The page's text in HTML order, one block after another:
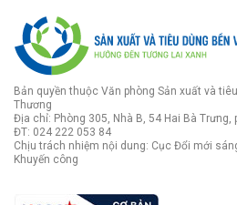
Bản quyền thuộc Văn phòng Sản xuất và
Thương
Địa chỉ: Phòng 305, Nhà B, 54 Hai Bà Trưng,
ĐT: 024 222 053 84
Chịu trách nhiệm nội dung: Cục Đổi mới
Khuyến công